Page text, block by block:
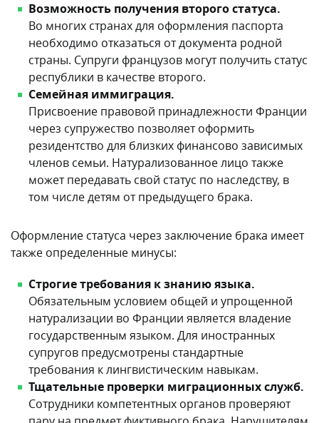
Возможность получения второго статуса.
Во многих странах для оформления паспорта
необходимо отказаться от документа родной
страны. Супруги французов могут получить статус
республики в качестве второго.
Семейная иммиграция.
Присвоение правовой принадлежности Франции
через супружество позволяет оформить
резидентство для близких финансово зависимых
членов семьи. Натурализованное лицо также
может передавать свой статус по наследству, в
том числе детям от предыдущего брака.
Оформление статуса через заключение брака имеет
также определенные минусы:
Строгие требования к знанию языка.
Обязательным условием общей и упрощенной
натурализации во Франции является владение
государственным языком. Для иностранных
супругов предусмотрены стандартные
требования к лингвистическим навыкам.
Тщательные проверки миграционных служб.
Сотрудники компетентных органов проверяют